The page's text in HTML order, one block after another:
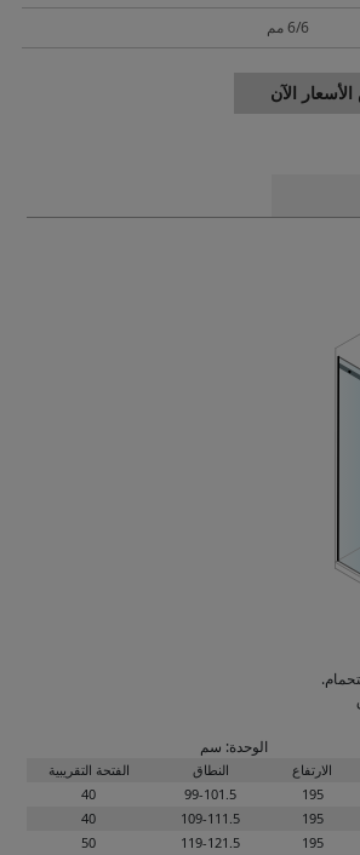
6/6 مم
الآن
الوحدة: سم
الارتفاع النطاق
الفتحة التقريبية
195
99-101.5
40
195
109-111.5
40
195
119-121.5
50